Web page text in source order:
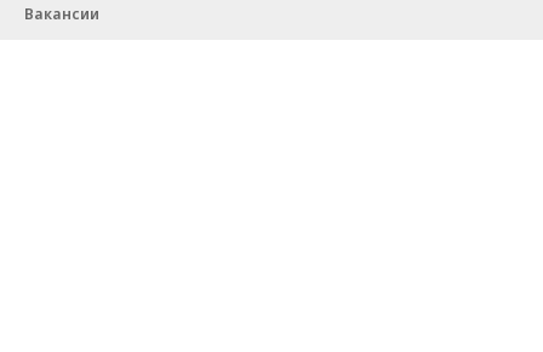
Вакансии